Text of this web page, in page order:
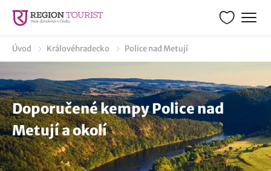
Úvod Královéhradecko Police nad Metují
Doporučené kempy Police nad
Metují a okolí